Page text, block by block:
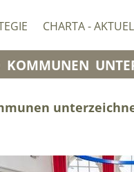
CHARTA -
KOMMUNEN